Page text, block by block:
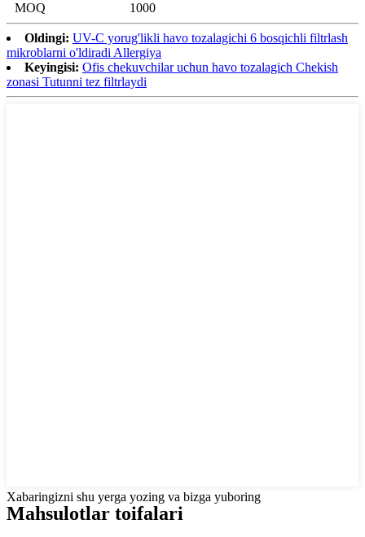
MOQ
1000
Oldingi: UV-C yorug'likli havo tozalagichi 6 bosqichli filtrlash
mikroblarni o'ldiradi Allergiya
Keyingisi: Ofis chekuvchilar uchun havo tozalagich Chekish
zonasi Tutunni tez filtrlaydi
Xabaringizni shu yerga yozing va bizga yuboring
Mahsulotlar toifalari